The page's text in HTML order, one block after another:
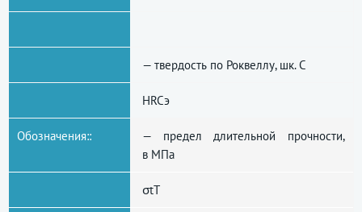
— твердость по Роквеллу, шк. С
HRCэ
Обозначения::
— предел длительной прочности,
в МПа
σtТ